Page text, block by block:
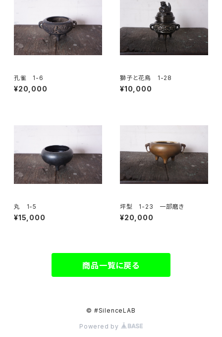
孔雀 1-6
¥20,000
獅子と花鳥 1-28
¥10,000
丸 1-5
¥15,000
坪型 1-23 一部磨き
¥20,000
商品一覧に戻る
© #SilenceLAB
Powered by